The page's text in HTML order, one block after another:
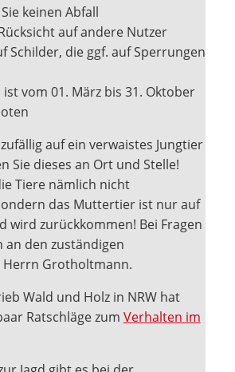
keinen Abfall
auf andere Nutzer
Schilder, die ggf. auf Sperrungen
ist vom 01. März bis 31. Oktober
auf ein verwaistes Jungtier
Sie dieses an Ort und Stelle!
Tiere nämlich nicht
das Muttertier ist nur auf
wird zurückkommen! Bei Fragen
an den zuständigen
Herrn Grotholtmann.
Wald und Holz in NRW hat
Ratschläge zum Verhalten im